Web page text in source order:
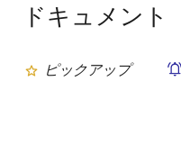
ドキュメント
ピックアップ